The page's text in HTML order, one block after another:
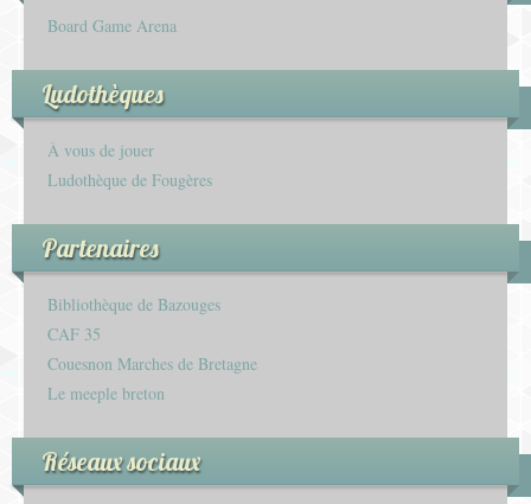
Board Game Arena
Ludothèques
À vous de jouer
Ludothèque de Fougères
Partenaires
Bibliothèque de Bazouges
CAF 35
Couesnon Marches de Bretagne
Le meeple breton
Réseaux sociaux